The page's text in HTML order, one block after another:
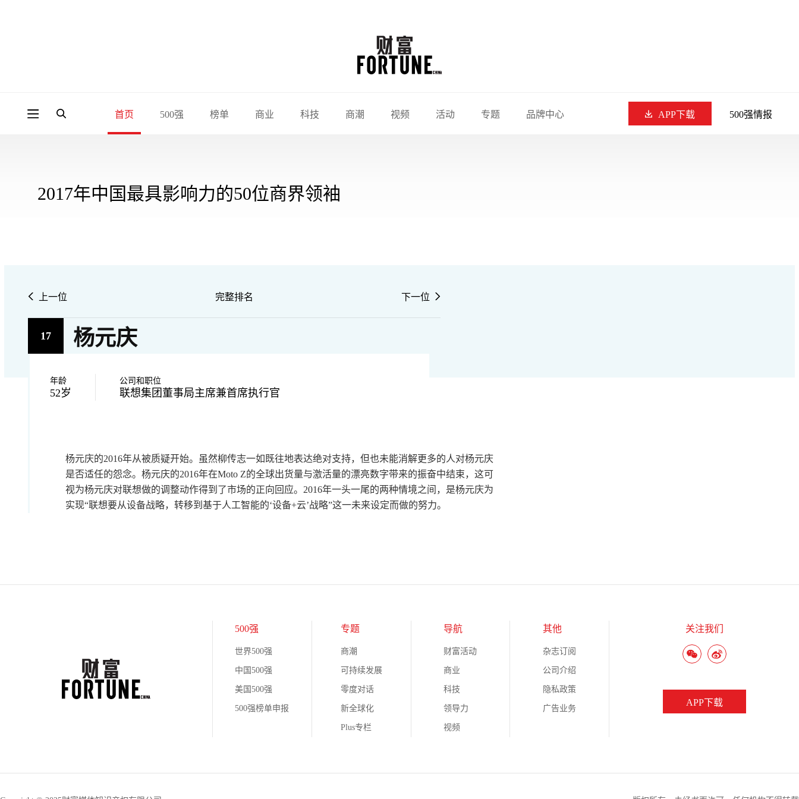
首页 500强 榜单 商业 科技 商潮 视频 活动 专题 品牌中心 APP下载 500强情报
2017年中国最具影响力的50位商界领袖
上一位 完整排名 下一位
17 杨元庆
年龄
52岁
公司和职位
联想集团董事局主席兼首席执行官
杨元庆的2016年从被质疑开始。虽然柳传志一如既往地表达绝对支持，但也未能消解更多的人对杨元庆
是否适任的怨念。杨元庆的2016年在Moto Z的全球出货量与激活量的漂亮数字带来的振奋中结束，这可
视为杨元庆对联想做的调整动作得到了市场的正向回应。2016年一头一尾的两种情境之间，是杨元庆为
实现“联想要从设备战略，转移到基于人工智能的‘设备+云’战略”这一未来设定而做的努力。
500强
世界500强
中国500强
美国500强
500强榜单申报
专题
商潮
可持续发展
零度对话
新全球化
Plus专栏
导航
财富活动
商业
科技
领导力
视频
其他
杂志订阅
公司介绍
隐私政策
广告业务
关注我们
APP下载